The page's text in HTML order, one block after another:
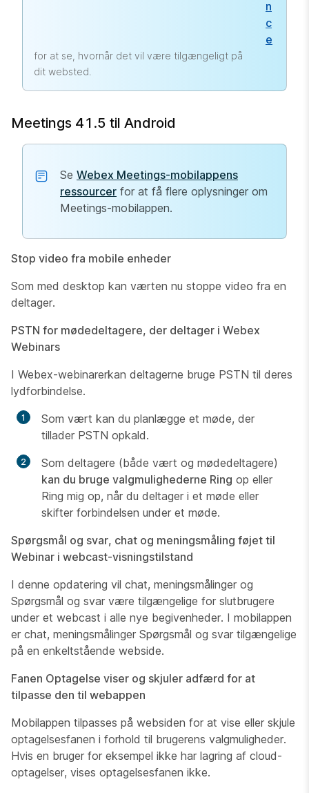
n
c
e
for at se, hvornår det vil være tilgængeligt på
dit websted.
Meetings 41.5 til Android
Se Webex Meetings-mobilappens
ressourcer for at få flere oplysninger om
Meetings-mobilappen.
Stop video fra mobile enheder
Som med desktop kan værten nu stoppe video fra en
deltager.
PSTN for mødedeltagere, der deltager i Webex
Webinars
I Webex-webinarerkan deltagerne bruge PSTN til deres
lydforbindelse.
Som vært kan du planlægge et møde, der
tillader PSTN opkald.
Som deltagere (både vært og mødedeltagere)
kan du bruge valgmulighederne Ring op eller
Ring mig op, når du deltager i et møde eller
skifter forbindelsen under et møde.
Spørgsmål og svar, chat og meningsmåling føjet til
Webinar i webcast-visningstilstand
I denne opdatering vil chat, meningsmålinger og
Spørgsmål og svar være tilgængelige for slutbrugere
under et webcast i alle nye begivenheder. I mobilappen
er chat, meningsmålinger Spørgsmål og svar tilgængelige
på en enkeltstående webside.
Fanen Optagelse viser og skjuler adfærd for at
tilpasse den til webappen
Mobilappen tilpasses på websiden for at vise eller skjule
optagelsesfanen i forhold til brugerens valgmuligheder.
Hvis en bruger for eksempel ikke har lagring af cloud-
optagelser, vises optagelsesfanen ikke.